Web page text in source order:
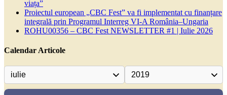
viața”
Proiectul european „CBC Fest” va fi implementat cu finanțare
integrală prin Programul Interreg VI-A România–Ungaria
ROHU00356 – CBC Fest NEWSLETTER #1 | Iulie 2026
Calendar Articole